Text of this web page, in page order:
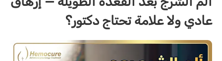
عادي ولا علامة تحتاج دكتور؟